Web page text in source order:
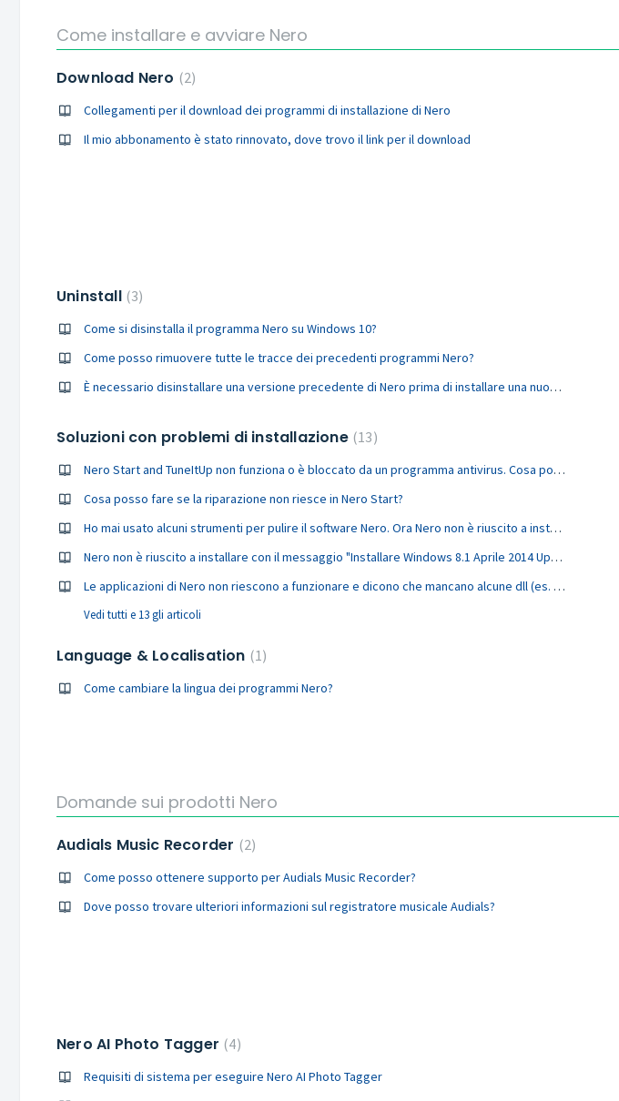
Come installare e avviare Nero
Download Nero 2
Collegamenti per il download dei programmi di installazione di Nero
Il mio abbonamento è stato rinnovato, dove trovo il link per il download
Uninstall 3
Come si disinstalla il programma Nero su Windows 10?
Come posso rimuovere tutte le tracce dei precedenti programmi Nero?
È necessario disinstallare una versione precedente di Nero prima di installare una nuova versione del prodotto?
Soluzioni con problemi di installazione 13
Nero Start and TuneItUp non funziona o è bloccato da un programma antivirus. Cosa posso fare?
Cosa posso fare se la riparazione non riesce in Nero Start?
Ho mai usato alcuni strumenti per pulire il software Nero. Ora Nero non è riuscito a installare
Nero non è riuscito a installare con il messaggio "Installare Windows 8.1 Aprile 2014 Update" su Windows 8.1
Le applicazioni di Nero non riescono a funzionare e dicono che mancano alcune dll (es. MSVCP140.dll, api-ms-win-crt-runtime-l1-1-0.dll, ecc.
Vedi tutti e 13 gli articoli
Language & Localisation 1
Come cambiare la lingua dei programmi Nero?
Domande sui prodotti Nero
Audials Music Recorder 2
Come posso ottenere supporto per Audials Music Recorder?
Dove posso trovare ulteriori informazioni sul registratore musicale Audials?
Nero AI Photo Tagger 4
Requisiti di sistema per eseguire Nero AI Photo Tagger